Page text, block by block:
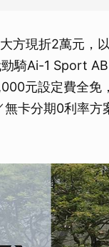
方現折2萬元，
騎Ai-1 Sport
元設定費全免
卡分期0利率方